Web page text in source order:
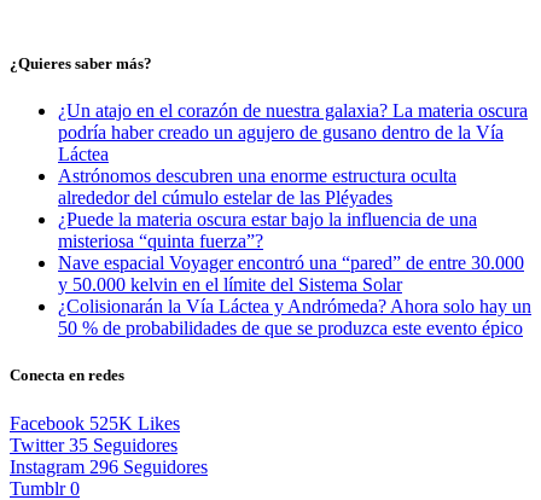
¿Quieres saber más?
¿Un atajo en el corazón de nuestra galaxia? La materia oscura
podría haber creado un agujero de gusano dentro de la Vía
Láctea
Astrónomos descubren una enorme estructura oculta
alrededor del cúmulo estelar de las Pléyades
¿Puede la materia oscura estar bajo la influencia de una
misteriosa “quinta fuerza”?
Nave espacial Voyager encontró una “pared” de entre 30.000
y 50.000 kelvin en el límite del Sistema Solar
¿Colisionarán la Vía Láctea y Andrómeda? Ahora solo hay un
50 % de probabilidades de que se produzca este evento épico
Conecta en redes
Facebook 525K Likes
Twitter 35 Seguidores
Instagram 296 Seguidores
Tumblr 0